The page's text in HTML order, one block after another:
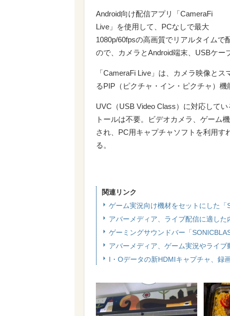
Android向け配信アプリ「CameraFi
Live」を使用して、PCなしで最大
1080p/60fpsの高画質でリアルタイム
ので、カメラとAndroid端末、USBケー
「CameraFi Live」は、カメラ映像と
るPIP（ピクチャ・イン・ピクチャ）
UVC（USB Video Class）に対応して
トールは不要。ビデオカメラ、ゲーム
され、PC用キャプチャソフトを利用
る。
関連リンク
ゲーム実況向け機材をセットにした
アバーメディア、ライブ配信に適し
ゲーミングサウンドバー「
アバーメディア、ゲーム実況やライブ
I・Oデータの新HDMIキャプチャ、録